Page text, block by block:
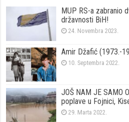
MUP RS-a zabranio
državnosti BiH!
24. Novembra 2023.
Amir Džafić (1973.-
10. Septembra 2022.
JOŠ NAM JE SAMO
poplave u Fojnici,
29. Marta 2022.